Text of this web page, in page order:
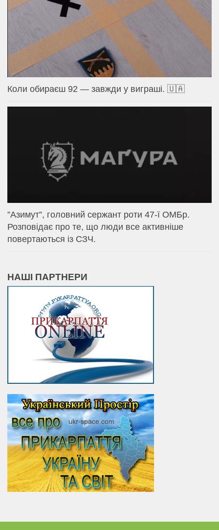
Коли обираєш 92 — завжди у виграші. 🇺🇦
⁨”Азимут”, головний сержант роти 47-ї ОМБр.
Розповідає про те, що люди все активніше
повертаються із СЗЧ.
НАШІ ПАРТНЕРИ